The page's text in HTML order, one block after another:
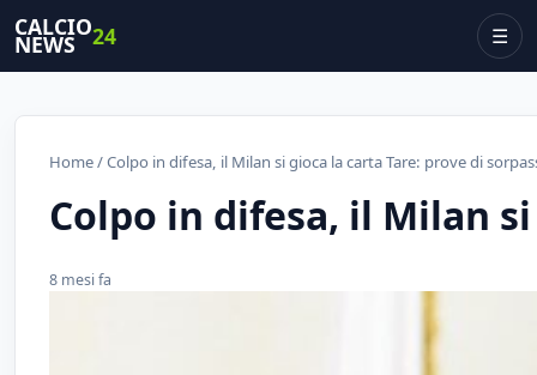
CALCIO
NEWS 24 ☰
Home/ Colpo in difesa, il Milan si gioca la carta Tare: prove di
Colpo in difesa, il Milan
8 mesi fa